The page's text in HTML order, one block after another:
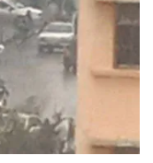
السعودية
اقتصاد
رياضة